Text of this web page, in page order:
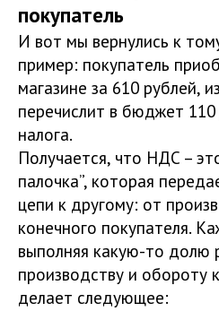
покупатель
И вот мы вернулись к
пример: покупатель
магазине за 610 рублей,
перечислит в бюджет
налога.
Получается, что НДС –
палочка”, которая
цепи к другому: от
конечного покупателя.
выполняя какую-то долю
производству и обороту
делает следующее: